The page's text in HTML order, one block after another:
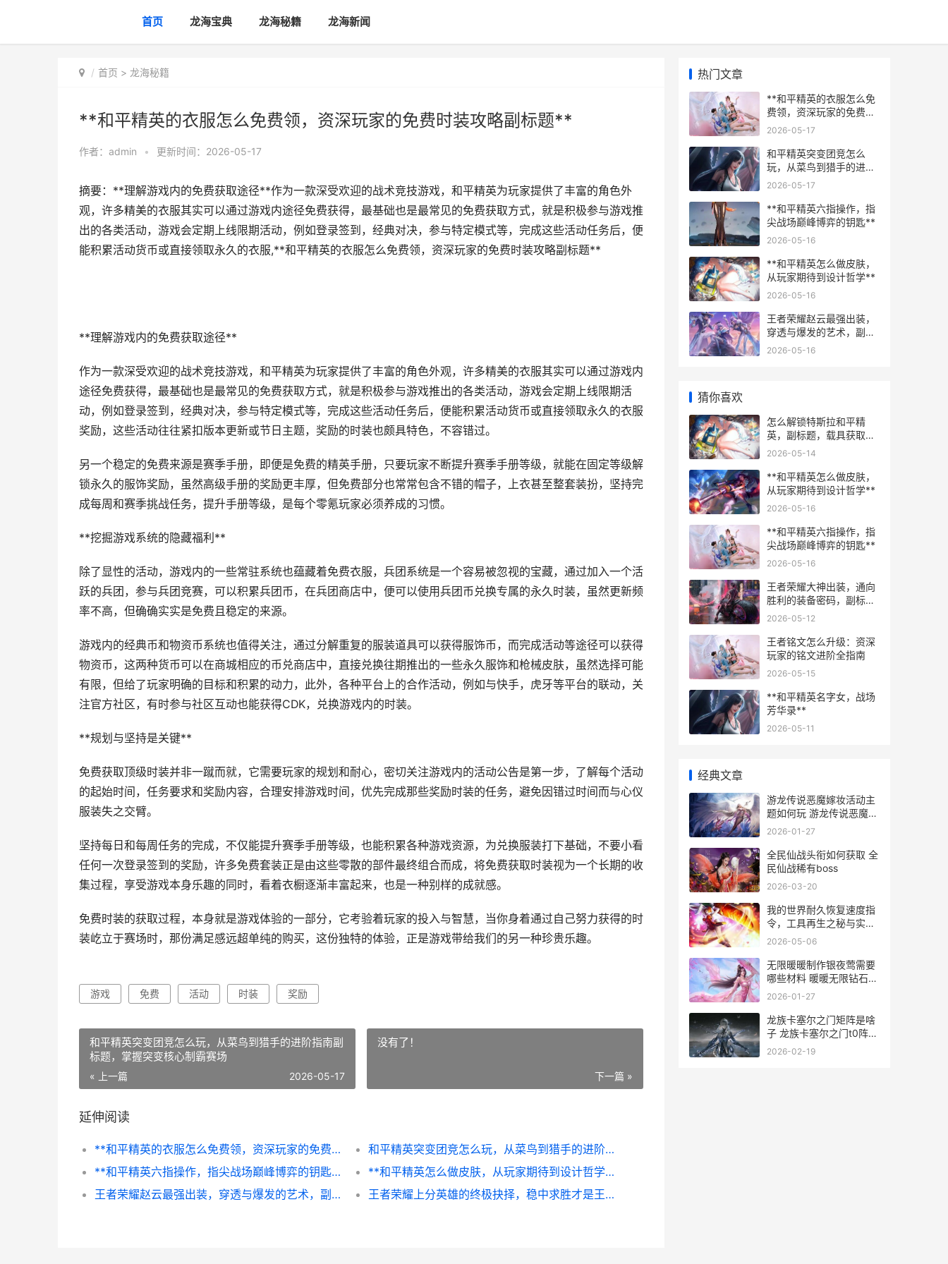
首页 龙海宝典 龙海秘籍 龙海新闻
首页 > 龙海秘籍
**和平精英的衣服怎么免费领，资深玩家的免费时装攻略副标题**
作者： admin • 更新时间：2026-05-17
摘要：**理解游戏内的免费获取途径**作为一款深受欢迎的战术竞技游戏，和平精英为玩家提供了丰富的角色外
观，许多精美的衣服其实可以通过游戏内途径免费获得，最基础也是最常见的免费获取方式，就是积极参与游戏推
出的各类活动，游戏会定期上线限期活动，例如登录签到，经典对决，参与特定模式等，完成这些活动任务后，便
能积累活动货币或直接领取永久的衣服,**和平精英的衣服怎么免费领，资深玩家的免费时装攻略副标题**
**理解游戏内的免费获取途径**
作为一款深受欢迎的战术竞技游戏，和平精英为玩家提供了丰富的角色外观，许多精美的衣服其实可以通过游戏内
途径免费获得，最基础也是最常见的免费获取方式，就是积极参与游戏推出的各类活动，游戏会定期上线限期活
动，例如登录签到，经典对决，参与特定模式等，完成这些活动任务后，便能积累活动货币或直接领取永久的衣服
奖励，这些活动往往紧扣版本更新或节日主题，奖励的时装也颇具特色，不容错过。
另一个稳定的免费来源是赛季手册，即便是免费的精英手册，只要玩家不断提升赛季手册等级，就能在固定等级解
锁永久的服饰奖励，虽然高级手册的奖励更丰厚，但免费部分也常常包含不错的帽子，上衣甚至整套装扮，坚持完
成每周和赛季挑战任务，提升手册等级，是每个零氪玩家必须养成的习惯。
**挖掘游戏系统的隐藏福利**
除了显性的活动，游戏内的一些常驻系统也蕴藏着免费衣服，兵团系统是一个容易被忽视的宝藏，通过加入一个活
跃的兵团，参与兵团竞赛，可以积累兵团币，在兵团商店中，便可以使用兵团币兑换专属的永久时装，虽然更新频
率不高，但确确实实是免费且稳定的来源。
游戏内的经典币和物资币系统也值得关注，通过分解重复的服装道具可以获得服饰币，而完成活动等途径可以获得
物资币，这两种货币可以在商城相应的币兑商店中，直接兑换往期推出的一些永久服饰和枪械皮肤，虽然选择可能
有限，但给了玩家明确的目标和积累的动力，此外，各种平台上的合作活动，例如与快手，虎牙等平台的联动，关
注官方社区，有时参与社区互动也能获得CDK，兑换游戏内的时装。
**规划与坚持是关键**
免费获取顶级时装并非一蹴而就，它需要玩家的规划和耐心，密切关注游戏内的活动公告是第一步，了解每个活动
的起始时间，任务要求和奖励内容，合理安排游戏时间，优先完成那些奖励时装的任务，避免因错过时间而与心仪
服装失之交臂。
坚持每日和每周任务的完成，不仅能提升赛季手册等级，也能积累各种游戏资源，为兑换服装打下基础，不要小看
任何一次登录签到的奖励，许多免费套装正是由这些零散的部件最终组合而成，将免费获取时装视为一个长期的收
集过程，享受游戏本身乐趣的同时，看着衣橱逐渐丰富起来，也是一种别样的成就感。
免费时装的获取过程，本身就是游戏体验的一部分，它考验着玩家的投入与智慧，当你身着通过自己努力获得的时
装屹立于赛场时，那份满足感远超单纯的购买，这份独特的体验，正是游戏带给我们的另一种珍贵乐趣。
游戏 免费 活动 时装 奖励
和平精英突变团竞怎么玩，从菜鸟到猎手的进阶指南副
标题，掌握突变核心制霸赛场
« 上一篇 2026-05-17
没有了！
下一篇 »
延伸阅读
**和平精英的衣服怎么免费领，资深玩家的免费时装攻略副标题**
和平精英突变团竞怎么玩，从菜鸟到猎手的进阶指南副标题，掌握突变核心制霸赛场
**和平精英六指操作，指尖战场巅峰博弈的钥匙**
**和平精英怎么做皮肤，从玩家期待到设计哲学**
王者荣耀赵云最强出装，穿透与爆发的艺术，副标题，七进七出的战场哲学
王者荣耀上分英雄的终极抉择，稳中求胜才是王道
热门文章
**和平精英的衣服怎么免
费领，资深玩家的免费时
装攻略副标题**
2026-05-17
和平精英突变团竞怎么
玩，从菜鸟到猎手的进阶
指南副标题，掌握突变核
2026-05-17
**和平精英六指操作，指
尖战场巅峰博弈的钥匙**
2026-05-16
**和平精英怎么做皮肤，
从玩家期待到设计哲学**
2026-05-16
王者荣耀赵云最强出装，
穿透与爆发的艺术，副标
题，七进七出的战场哲学
2026-05-16
猜你喜欢
怎么解锁特斯拉和平精
英，副标题，载具获取方
法与实战运用解析
2026-05-14
**和平精英怎么做皮肤，
从玩家期待到设计哲学**
2026-05-16
**和平精英六指操作，指
尖战场巅峰博弈的钥匙**
2026-05-16
王者荣耀大神出装，通向
胜利的装备密码，副标
题，细节与博弈的艺术
2026-05-12
王者铭文怎么升级：资深
玩家的铭文进阶全指南
2026-05-15
**和平精英名字女，战场
芳华录**
2026-05-11
经典文章
游龙传说恶魔嫁妆活动主
题如何玩 游龙传说恶魔嫁
给了谁
2026-01-27
全民仙战头衔如何获取 全
民仙战稀有boss
2026-03-20
我的世界耐久恢复速度指
令，工具再生之秘与实战
应用，耐久修复双攻略**
2026-05-06
无限暖暖制作银夜莺需要
哪些材料 暖暖无限钻石破
解版
2026-01-27
龙族卡塞尔之门矩阵是啥
子 龙族卡塞尔之门t0阵容
推荐
2026-02-19